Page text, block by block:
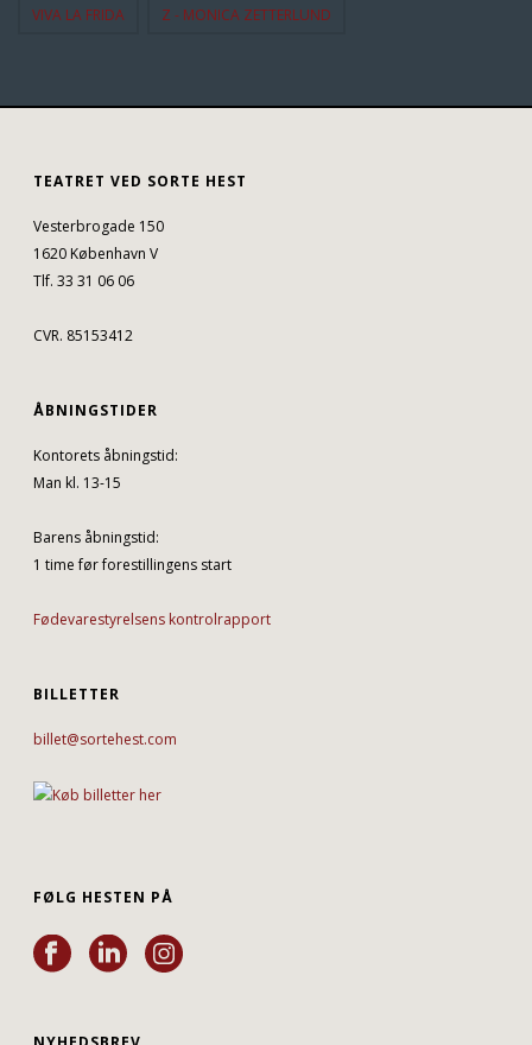
VIVA LA FRIDA Z - MONICA ZETTERLUND
TEATRET VED SORTE HEST
Vesterbrogade 150
1620 København V
Tlf. 33 31 06 06
CVR. 85153412
ÅBNINGSTIDER
Kontorets åbningstid:
Man kl. 13-15
Barens åbningstid:
1 time før forestillingens start
Fødevarestyrelsens kontrolrapport
BILLETTER
billet@sortehest.com
FØLG HESTEN PÅ